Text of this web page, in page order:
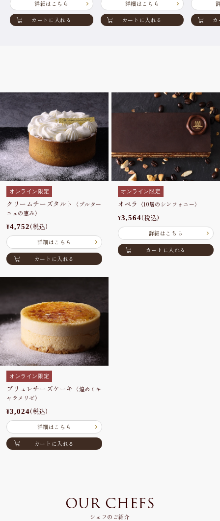
詳細はこちら
カートに入れる
詳細はこちら
カートに入れる カ
オンライン限定
クリームチーズタルト
〈ブルター
ニュの恵み〉
¥4,752(税込)
詳細はこちら
カートに入れる
オンライン限定
オペラ 〈10層のシンフォニー〉
¥3,564(税込)
詳細はこちら
カートに入れる
オンライン限定
ブリュレチーズケーキ 〈煌めくキ
ャラメリゼ〉
¥3,024(税込)
詳細はこちら
カートに入れる
OUR CHEFS
シェフのご紹介